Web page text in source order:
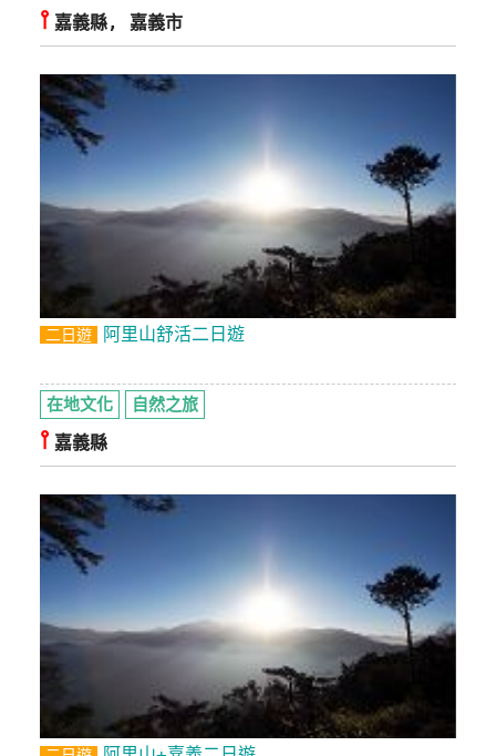
⫯ 嘉義縣, 嘉義市
二日遊 阿里山舒活二日遊
在地文化 自然之旅
⫯ 嘉義縣